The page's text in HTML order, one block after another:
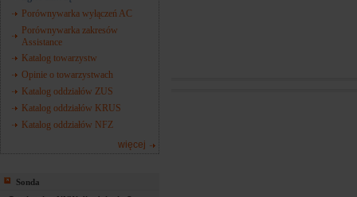
Porównywarka wyłączeń AC
Porównywarka zakresów
Assistance
Katalog towarzystw
Opinie o towarzystwach
Katalog oddziałów ZUS
Katalog oddziałów KRUS
Katalog oddziałów NFZ
więcej
Sonda